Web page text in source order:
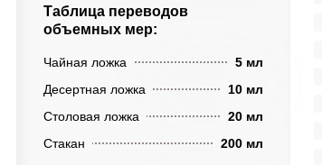
Таблица переводов
объемных мер:
Чайная ложка
5 мл
Десертная ложка
10 мл
Столовая ложка
20 мл
Стакан
200 мл